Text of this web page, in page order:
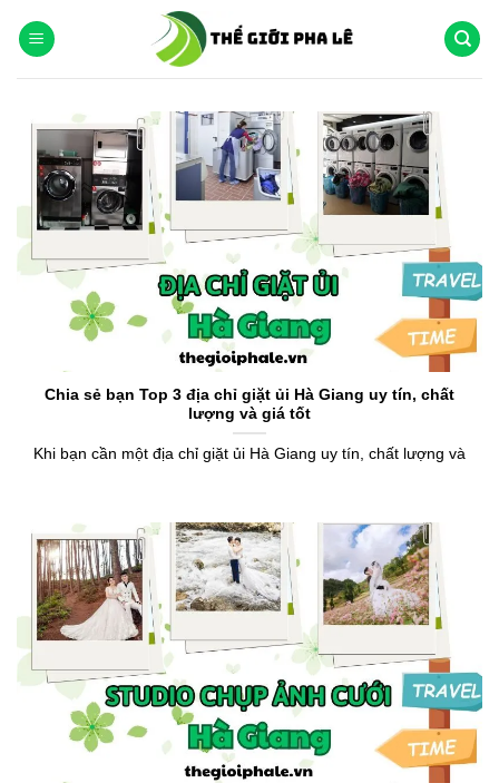
đến
Chia sẻ bạn Top 3 địa chỉ giặt ủi Hà Giang uy tín, chất
lượng và giá tốt
Khi bạn cần một địa chỉ giặt ủi Hà Giang uy tín, chất lượng và